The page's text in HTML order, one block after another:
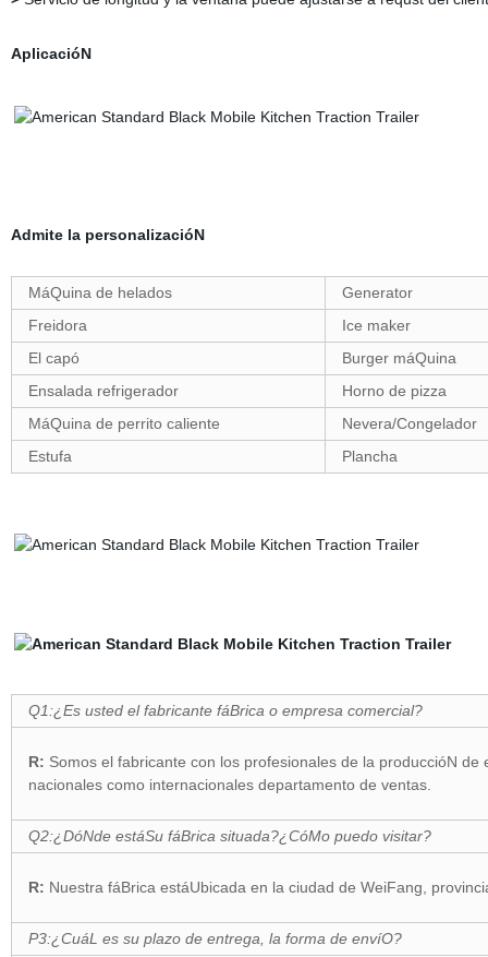
AplicacióN
Admite la personalizacióN
MáQuina de helados
Generator
Freidora
Ice maker
El capó
Burger máQuina
Ensalada refrigerador
Horno de pizza
MáQuina de perrito caliente
Nevera/Congelador
Estufa
Plancha
Q1:¿Es usted el fabricante fáBrica o empresa comercial?
R: Somos el fabricante con los profesionales de la produccióN
nacionales como internacionales departamento de ventas.
Q2:¿DóNde estáSu fáBrica situada?¿CóMo puedo visitar?
R: Nuestra fáBrica estáUbicada en la ciudad de WeiFang,
P3:¿CuáL es su plazo de entrega, la forma de envíO?